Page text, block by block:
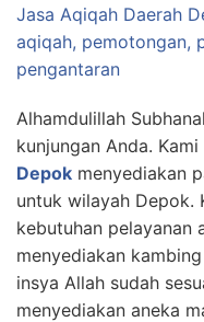
Jasa Aqiqah Daerah
aqiqah, pemotongan,
pengantaran
Alhamdulillah
kunjungan Anda.
Depok menyediakan
untuk wilayah Depok.
kebutuhan pelayanan
menyediakan
insya Allah sudah
menyediakan aneka